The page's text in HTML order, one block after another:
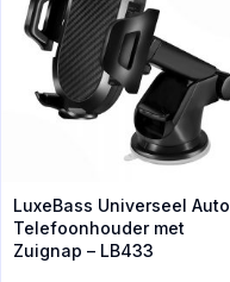
LuxeBass Universeel Auto
Telefoonhouder met
Zuignap – LB433